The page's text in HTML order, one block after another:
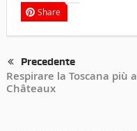
Share
Precedente
Respirare la Toscana più
Châteaux